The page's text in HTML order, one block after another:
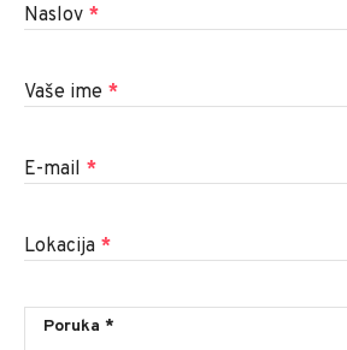
Naslov *
Vaše ime *
E-mail *
Lokacija *